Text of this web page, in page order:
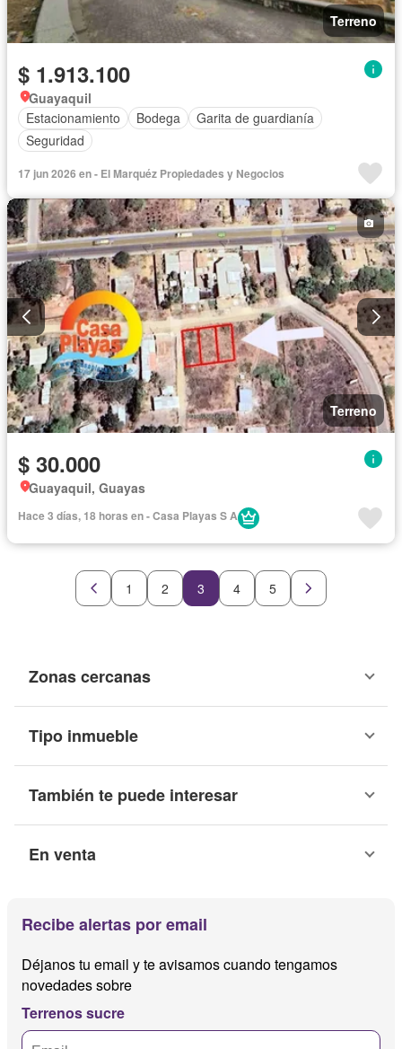
Terreno
$ 1.913.100
Guayaquil
Estacionamiento
Bodega
Garita de guardianía
Seguridad
17 jun 2026 en - El Marquéz Propiedades y Negocios
Terreno
$ 30.000
Guayaquil, Guayas
Hace 3 días, 18 horas en - Casa Playas S A
1 2 3 4 5
Zonas cercanas
Tipo inmueble
También te puede interesar
En venta
Recibe alertas por email
Déjanos tu email y te avisamos cuando tengamos
novedades sobre
Terrenos sucre